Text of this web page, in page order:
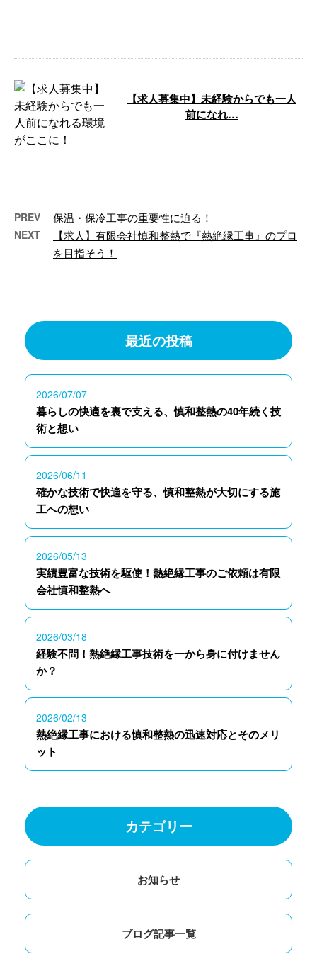
【求人募集中】未経験からでも一人
前になれ…
PREV 保温・保冷工事の重要性に迫る！
NEXT
【求人】有限会社慎和整熱で『熱絶縁工事』のプロ
を目指そう！
最近の投稿
2026/07/07
暮らしの快適を裏で支える、慎和整熱の40年続く技
術と想い
2026/06/11
確かな技術で快適を守る、慎和整熱が大切にする施
工への想い
2026/05/13
実績豊富な技術を駆使！熱絶縁工事のご依頼は有限
会社慎和整熱へ
2026/03/18
経験不問！熱絶縁工事技術を一から身に付けません
か？
2026/02/13
熱絶縁工事における慎和整熱の迅速対応とそのメリ
ット
カテゴリー
お知らせ
ブログ記事一覧